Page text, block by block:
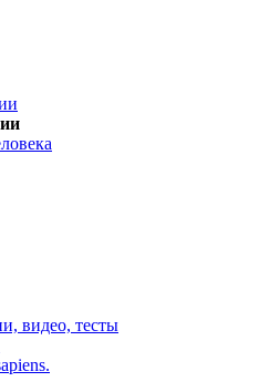
видео, тесты